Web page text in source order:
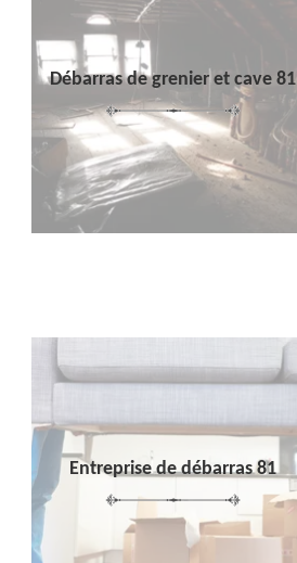
Débarras de grenier et cave 81
Entreprise de débarras 81